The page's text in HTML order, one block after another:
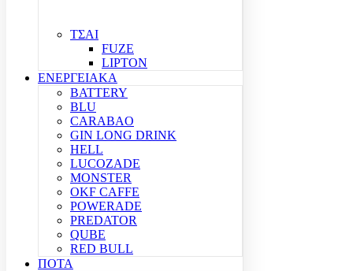
ΤΣΑΙ
FUZE
LIPTON
ΕΝΕΡΓΕΙΑΚΑ
BATTERY
BLU
CARABAO
GIN LONG DRINK
HELL
LUCOZADE
MONSTER
OKF CAFFE
POWERADE
PREDATOR
QUBE
RED BULL
ΠΟΤΑ